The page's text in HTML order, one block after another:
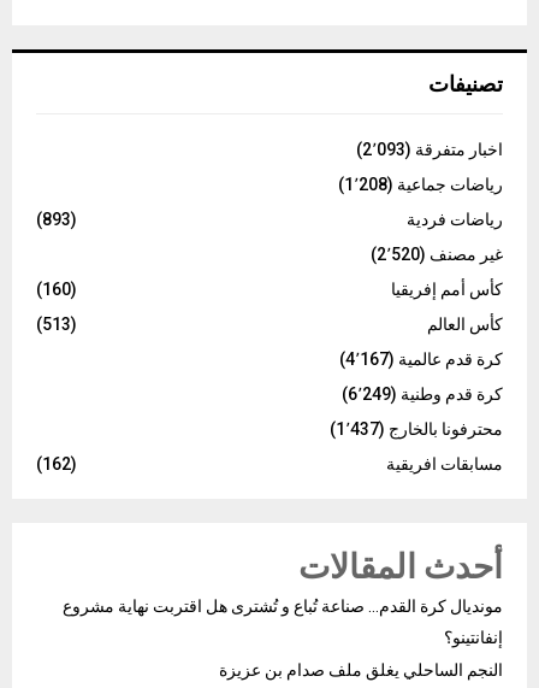
C
تصنيفات
اخبار متفرقة (2٬093)
رياضات جماعية (1٬208)
رياضات فردية
(893)
غير مصنف (2٬520)
كأس أمم إفريقيا
(160)
كأس العالم
(513)
كرة قدم عالمية (4٬167)
كرة قدم وطنية (6٬249)
محترفونا بالخارج (1٬437)
مسابقات افريقية
(162)
أحدث المقالات
مونديال كرة القدم… صناعة تُباع و تُشترى هل اقتربت نهاية مشروع
إنفانتينو؟
النجم الساحلي يغلق ملف صدام بن عزيزة